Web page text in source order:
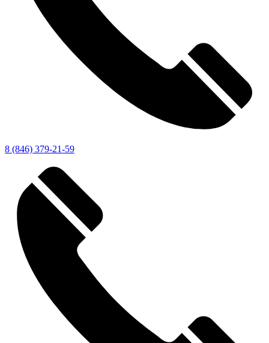
8 (846) 379-21-59